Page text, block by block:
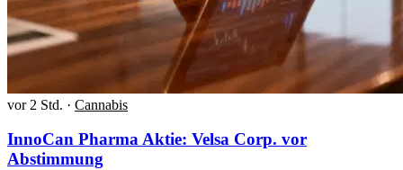
vor 2 Std. · Cannabis
InnoCan Pharma Aktie: Velsa Corp. vor
Abstimmung